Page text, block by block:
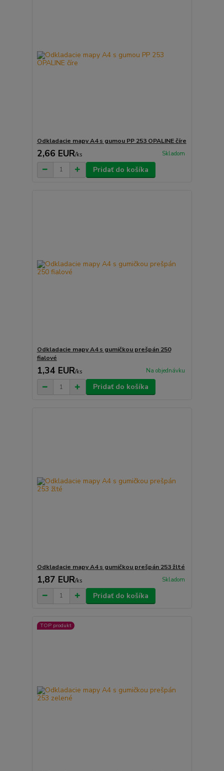
Odkladacie mapy A4 s gumou PP 253 OPALINE číre
2,66 EUR/ks Skladom
Pridať do košíka
Odkladacie mapy A4 s gumičkou prešpán 250
fialové
1,34 EUR/ks Na objednávku
Pridať do košíka
Odkladacie mapy A4 s gumičkou prešpán 253 žlté
1,87 EUR/ks Skladom
Pridať do košíka
TOP produkt